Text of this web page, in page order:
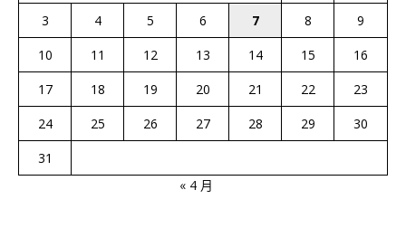
3
4 5 6 7 8
9
10
11 12 13 14 15
16
17
18 19 20 21 22
23
24
25 26 27 28 29
30
31
« 4 月